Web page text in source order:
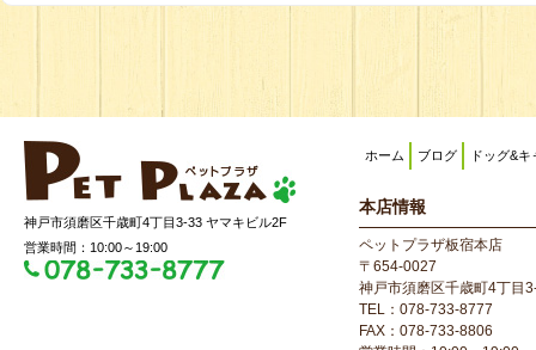
神戸市須磨区千歳町4丁目3-33 ヤマキビル2F
営業時間：10:00～19:00
ホーム ブログ ドッグ&キ
本店情報
ペットプラザ板宿本店
〒654-0027
神戸市須磨区千歳町4丁目
TEL：078-733-8777
FAX：078-733-8806